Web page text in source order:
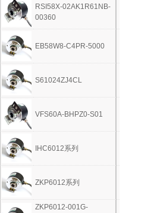
RSI58X-02AK1R61NB-
00360
EB58W8-C4PR-5000
S61024ZJ4CL
VFS60A-BHPZ0-S01
IHC6012系列
ZKP6012系列
ZKP6012-001G-